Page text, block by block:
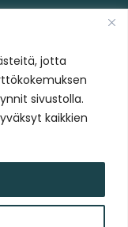
jotta
sivustolla.
kaikkien